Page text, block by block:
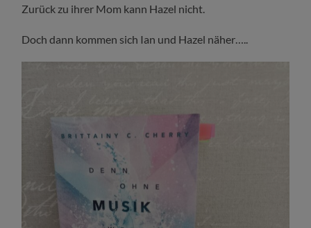
Zurück zu ihrer Mom kann Hazel nicht.
Doch dann kommen sich Ian und Hazel näher…..